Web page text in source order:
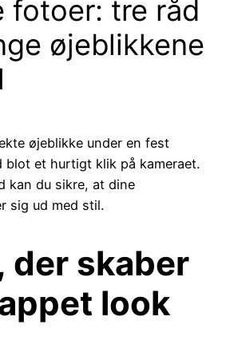
fotoer: tre råd
øjeblikkene
øjeblikke under en fest
blot et hurtigt klik på kameraet.
kan du sikre, at dine
sig ud med stil.
der skaber
look